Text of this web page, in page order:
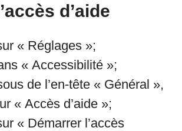
d’aide
« Réglages »;
« Accessibilité »;
de l’en-tête « Général »,
« Accès d’aide »;
« Démarrer l’accès